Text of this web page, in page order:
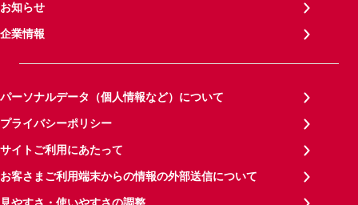
お知らせ
企業情報
パーソナルデータ（個人情報など）について
プライバシーポリシー
サイトご利用にあたって
お客さまご利用端末からの情報の外部送信について